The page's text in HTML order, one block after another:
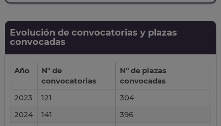
Evolución de convocatorias y plazas
convocadas
Año
Nº de
convocatorias
Nº de plazas
convocadas
2023
121
304
2024
141
396